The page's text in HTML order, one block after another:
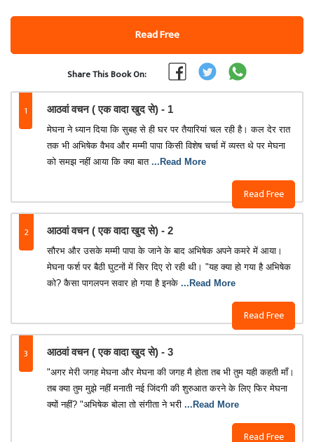
Read Free
Share This Book On:
1 आठवां वचन ( एक वादा खुद से) - 1
Read Free
मेघना ने ध्यान दिया कि सुबह से ही घर पर तैयारियां चल रही है। कल देर रात
तक भी अभिषेक वैभव और मम्मी पापा किसी विशेष चर्चा में व्यस्त थे पर मेघना
को समझ नहीं आया कि क्या बात ...Read More
2 आठवां वचन ( एक वादा खुद से) - 2
Read Free
सौरभ और उसके मम्मी पापा के जाने के बाद अभिषेक अपने कमरे में आया।
मेघना फर्श पर बैठी घुटनों में सिर दिए रो रही थी। "यह क्या हो गया है अभिषेक
को? कैसा पागलपन सवार हो गया है इनके ...Read More
3 आठवां वचन ( एक वादा खुद से) - 3
Read Free
"अगर मेरी जगह मेघना और मेघना की जगह मै होता तब भी तुम यही कहती माँ।
तब क्या तुम मुझे नहीं मनाती नई जिंदगी की शुरुआत करने के लिए फिर मेघना
क्यों नहीं? "अभिषेक बोला तो संगीता ने भरी ...Read More